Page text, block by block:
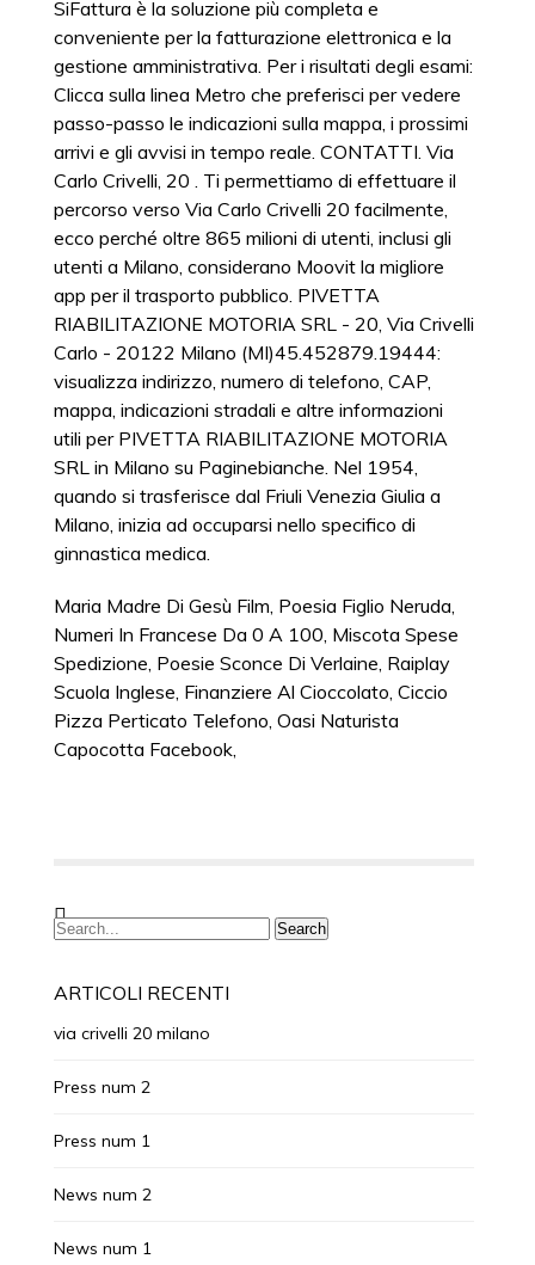
Maria Madre Di Gesù Film, Poesia Figlio Neruda,
Numeri In Francese Da 0 A 100, Miscota Spese
Spedizione, Poesie Sconce Di Verlaine, Raiplay
Scuola Inglese, Finanziere Al Cioccolato, Ciccio
Pizza Perticato Telefono, Oasi Naturista
Capocotta Facebook,
ARTICOLI RECENTI
via crivelli 20 milano
Press num 2
Press num 1
News num 2
News num 1